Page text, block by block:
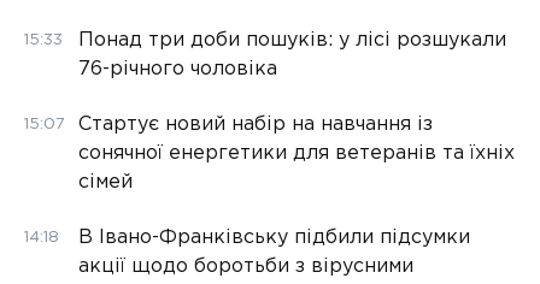
15:33
Понад три доби пошуків: у лісі розшукали
76-річного чоловіка
15:07
Стартує новий набір на навчання із
сонячної енергетики для ветеранів та їхніх
сімей
14:18
В Івано-Франківську підбили підсумки
акції щодо боротьби з вірусними